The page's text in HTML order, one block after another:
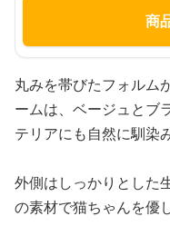
商
丸みを帯びたフォルム
ームは、ベージュとブ
テリアにも自然に馴染
外側はしっかりとした
の素材で猫ちゃんを優